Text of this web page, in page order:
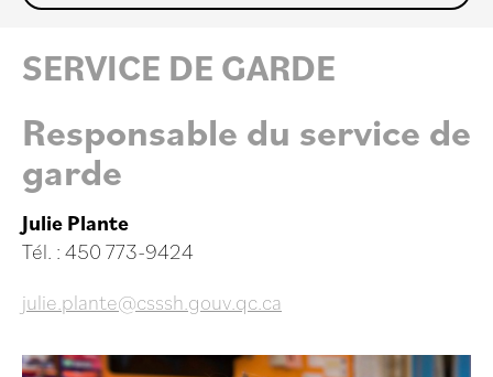
SERVICE DE GARDE
Responsable du service de
garde
Julie Plante
Tél. : 450 773-9424
julie.plante@csssh.gouv.qc.ca